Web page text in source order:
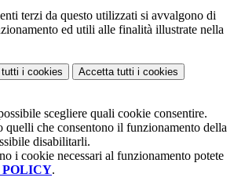
terzi da questo utilizzati si avvalgono di
ed utili alle finalità illustrate nella
tutti i cookies Accetta tutti i cookies
scegliere quali cookie consentire.
quelli che consentono il funzionamento della
disabilitarli.
i cookie necessari al funzionamento potete
POLICY.